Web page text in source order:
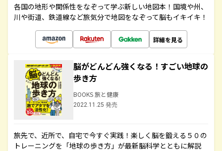
各国の地形や関係性をなぞって学ぶ新しい地図本！国境や州、
川や街道、鉄道線など旅気分で地図をなぞって脳もイキイキ！
詳細を見る
脳がどんどん強くなる！すごい地球の
歩き方
BOOKS 旅と健康
2022.11.25 発売
旅先で、近所で、自宅で今すぐ実践！楽しく脳を鍛える５０の
トレーニングを「地球の歩き方」が最新脳科学とともに解説